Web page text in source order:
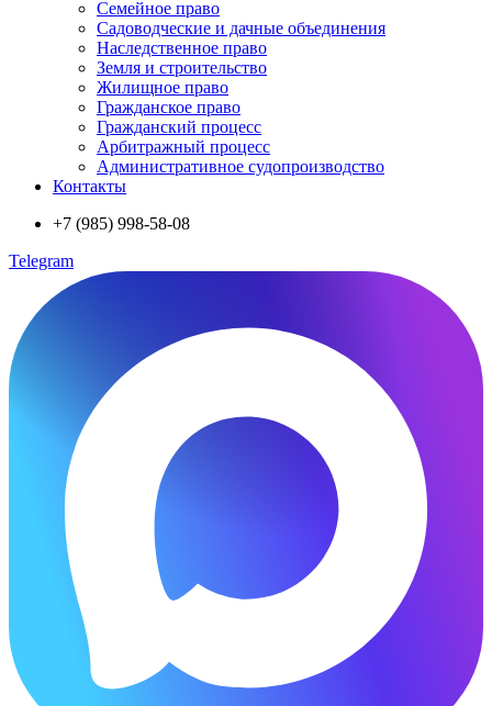
Семейное право
Садоводческие и дачные объединения
Наследственное право
Земля и строительство
Жилищное право
Гражданское право
Гражданский процесс
Арбитражный процесс
Административное судопроизводство
Контакты
+7 (985) 998-58-08
Telegram